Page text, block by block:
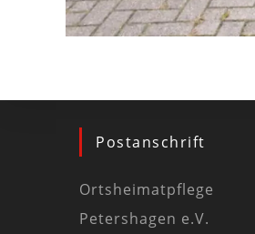
Postanschrift
Ortsheimatpflege
Petershagen e.V.